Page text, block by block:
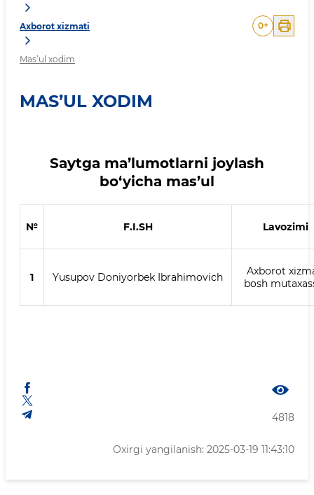
Axborot xizmati
Mas’ul xodim
0+
MAS’UL XODIM
Saytga ma’lumotlarni joylash
bo‘yicha mas’ul
№ F.I.SH Lavozimi
1 Yusupov Doniyorbek Ibrahimovich
Axborot
bosh
4818
Oxirgi yangilanish: 2025-03-19 11:43:10